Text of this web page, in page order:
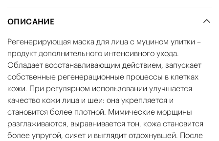
ОПИСАНИЕ
Регенерирующая маска для лица с муцином улитки –
продукт дополнительного интенсивного ухода.
Обладает восстанавливающим действием, запускает
собственные регенерационные процессы в клетках
кожи. При регулярном использовании улучшается
качество кожи лица и шеи: она укрепляется и
становится более плотной. Мимические морщины
разглаживаются, выравнивается тон, кожа становится
более упругой, сияет и выглядит отдохнувшей. После